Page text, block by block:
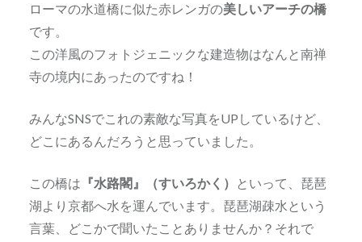
ローマの水道橋に似た赤レンガの美しいアーチの橋
です。
この洋風のフォトジェニックな建造物はなんと南禅
寺の境内にあったのですね！
みんなSNSでこれの素敵な写真をUPしているけど、
どこにあるんだろうと思っていました。
この橋は 『水路閣』（すいろかく）
といって、琵琶
湖より京都へ水を運んでいます。琵琶湖疎水という
言葉、どこかで聞いたことありませんか？それで